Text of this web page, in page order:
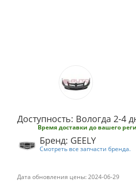
Доступность: Вологда 2-4
Время доставки до вашего
Бренд: GEELY
Смотреть все запчасти бренда.
Дата обновления цены: 2024-06-29